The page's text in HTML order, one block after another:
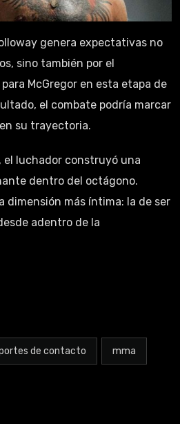
genera expectativas no
sino también por el
McGregor en esta etapa de
el combate podría marcar
su trayectoria.
el luchador construyó una
dentro del octágono.
dimensión más íntima: la de ser
adentro de la
de contacto mma